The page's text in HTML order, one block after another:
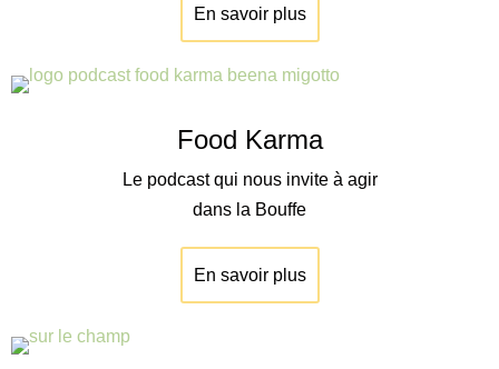
En savoir plus
Food Karma
Le podcast qui nous invite à agir
dans la Bouffe
En savoir plus